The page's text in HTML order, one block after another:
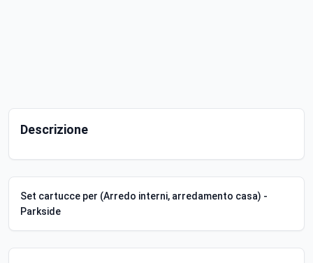
Descrizione
Set cartucce per (Arredo interni, arredamento casa) -
Parkside